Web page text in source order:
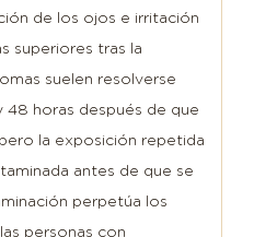
de los ojos e irritación
superiores tras la
suelen resolverse
48 horas después de que
la exposición repetida
antes de que se
perpetúa los
personas con